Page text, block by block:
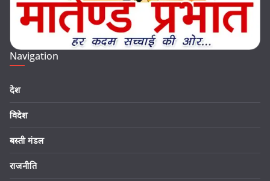
Navigation
देश
विदेश
बस्ती मंडल
राजनीति